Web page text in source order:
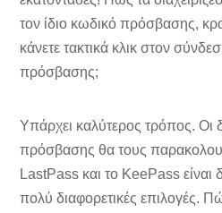
τον ίδιο κωδικό πρόσβασης,
κάνετε τακτικά κλικ στον
πρόσβασης;
Υπάρχει καλύτερος τρόπος. Οι
πρόσβασης θα τους
LastPass και το KeePass είναι
πολύ διαφορετικές επιλογές.